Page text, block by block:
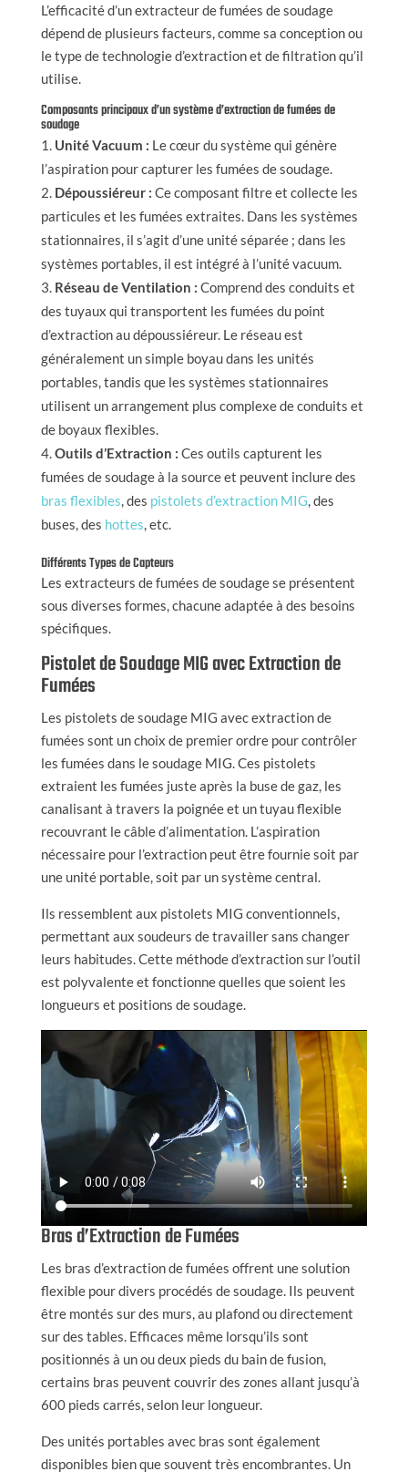
L’efficacité d’un extracteur de fumées de soudage
dépend de plusieurs facteurs, comme sa conception ou
le type de technologie d’extraction et de filtration qu’il
utilise.
Composants principaux d’un système d’extraction de fumées de
soudage
Unité Vacuum : Le cœur du système qui génère
l’aspiration pour capturer les fumées de soudage.
Dépoussiéreur : Ce composant filtre et collecte les
particules et les fumées extraites. Dans les systèmes
stationnaires, il s’agit d’une unité séparée ; dans les
systèmes portables, il est intégré à l’unité vacuum.
Réseau de Ventilation : Comprend des conduits et
des tuyaux qui transportent les fumées du point
d’extraction au dépoussiéreur. Le réseau est
généralement un simple boyau dans les unités
portables, tandis que les systèmes stationnaires
utilisent un arrangement plus complexe de conduits et
de boyaux flexibles.
Outils d’Extraction : Ces outils capturent les
fumées de soudage à la source et peuvent inclure des
bras flexibles, des pistolets d’extraction MIG, des
buses, des hottes, etc.
Différents Types de Capteurs
Les extracteurs de fumées de soudage se présentent
sous diverses formes, chacune adaptée à des besoins
spécifiques.
Pistolet de Soudage MIG avec Extraction de
Fumées
Les pistolets de soudage MIG avec extraction de
fumées sont un choix de premier ordre pour contrôler
les fumées dans le soudage MIG. Ces pistolets
extraient les fumées juste après la buse de gaz, les
canalisant à travers la poignée et un tuyau flexible
recouvrant le câble d’alimentation. L’aspiration
nécessaire pour l’extraction peut être fournie soit par
une unité portable, soit par un système central.
Ils ressemblent aux pistolets MIG conventionnels,
permettant aux soudeurs de travailler sans changer
leurs habitudes. Cette méthode d’extraction sur l’outil
est polyvalente et fonctionne quelles que soient les
longueurs et positions de soudage.
Bras d’Extraction de Fumées
Les bras d’extraction de fumées offrent une solution
flexible pour divers procédés de soudage. Ils peuvent
être montés sur des murs, au plafond ou directement
sur des tables. Efficaces même lorsqu’ils sont
positionnés à un ou deux pieds du bain de fusion,
certains bras peuvent couvrir des zones allant jusqu’à
600 pieds carrés, selon leur longueur.
Des unités portables avec bras sont également
disponibles bien que souvent très encombrantes. Un